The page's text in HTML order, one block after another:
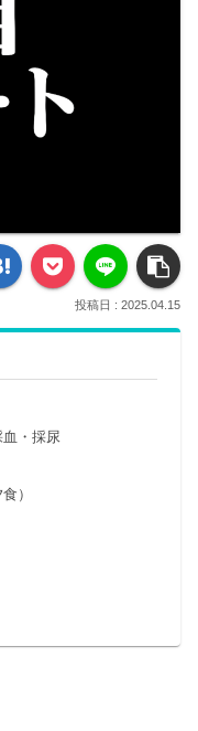
2025.04.15
血・採尿
）